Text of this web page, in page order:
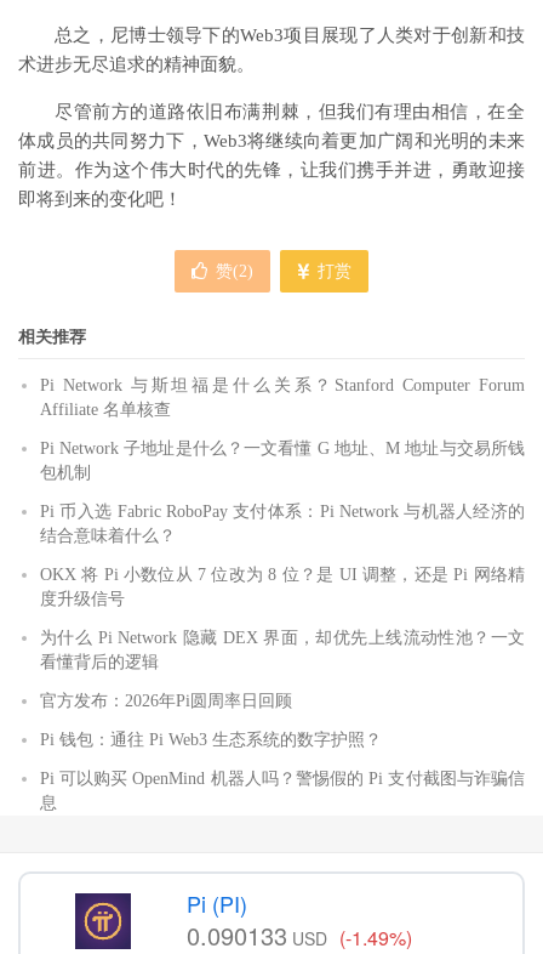
总之，尼博士领导下的Web3项目展现了人类对于创新和技
术进步无尽追求的精神面貌。
尽管前方的道路依旧布满荆棘，但我们有理由相信，在全
体成员的共同努力下，Web3将继续向着更加广阔和光明的未来
前进。作为这个伟大时代的先锋，让我们携手并进，勇敢迎接
即将到来的变化吧！
赞(2) 打赏
相关推荐
Pi Network 与斯坦福是什么关系？Stanford Computer Forum
Affiliate 名单核查
Pi Network 子地址是什么？一文看懂 G 地址、M 地址与交易所钱
包机制
Pi 币入选 Fabric RoboPay 支付体系：Pi Network 与机器人经济的
结合意味着什么？
OKX 将 Pi 小数位从 7 位改为 8 位？是 UI 调整，还是 Pi 网络精
度升级信号
为什么 Pi Network 隐藏 DEX 界面，却优先上线流动性池？一文
看懂背后的逻辑
官方发布：2026年Pi圆周率日回顾
Pi 钱包：通往 Pi Web3 生态系统的数字护照？
Pi 可以购买 OpenMind 机器人吗？警惕假的 Pi 支付截图与诈骗信
息
Pi (PI)
0.090133 USD (-1.49%)